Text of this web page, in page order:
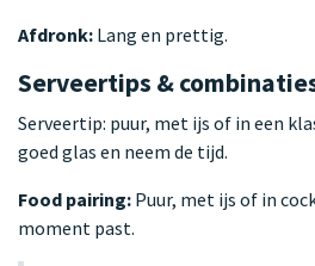
Afdronk: Lang en prettig.
Serveertips &
Serveertip: puur, met ijs of in een
goed glas en neem de tijd.
Food pairing: Puur, met ijs of in
moment past.